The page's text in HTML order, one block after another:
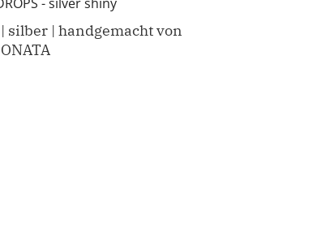
silber | handgemacht von